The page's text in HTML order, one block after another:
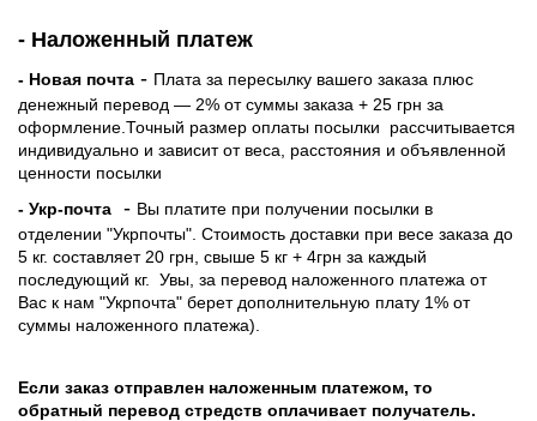
- Наложенный платеж
- Новая почта - Плата за пересылку вашего заказа плюс
денежный перевод — 2% от суммы заказа + 25 грн за
оформление.Точный размер оплаты посылки рассчитывается
индивидуально и зависит от веса, расстояния и объявленной
ценности посылки
- Укр-почта
- Вы платите при получении посылки в
отделении "Укрпочты". Стоимость доставки при весе заказа до
5 кг. составляет 20 грн, свыше 5 кг + 4грн за каждый
последующий кг. Увы, за перевод наложенного платежа от
Вас к нам "Укрпочта" берет дополнительную плату 1% от
суммы наложенного платежа).
Если заказ отправлен наложенным платежом, то
обратный перевод стредств оплачивает получатель.